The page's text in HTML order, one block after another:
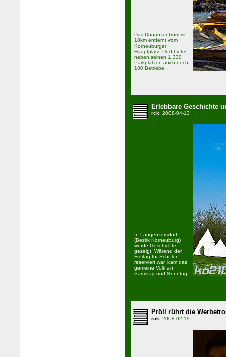
Das Donauzentrum ist
18km entfernt vom
Korneuburger
Hauptplatz. Und bietet
neben seinen 1.330
Parkplätzen auch noch
180 Betriebe.
Erlebbare Geschichte
rck, 2008-04-13
In Langenzersdorf
(Bezirk Korneuburg)
wurde Geschichte
gezeigt. Wärend der
Freitag für Schüler
reserviert war, kam das
gemeine Volk an
Samstag und Sonntag.
Pröll rührt die
rck, 2008-02-19